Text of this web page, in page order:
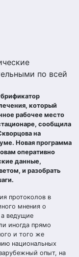
по всей
который
рабочее место
сообщила
на
Новая программа
оперативно
данные,
и разобрать
протоколов в
мнения о
а ведущие
иногда прямо
и того же
национальных
опыт, на